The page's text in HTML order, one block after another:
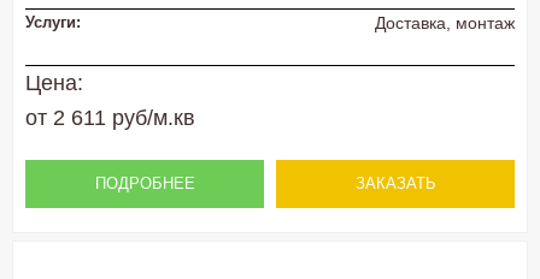
Услуги: Доставка, монтаж
Цена:
от 2 611 руб/м.кв
ПОДРОБНЕЕ ЗАКАЗАТЬ